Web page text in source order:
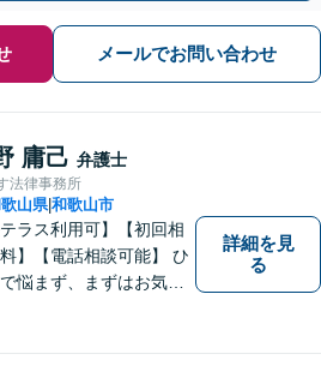
メールでお問い合わせ
庸己 弁護士
法律事務所
山県|和歌山市
テラス利用可】【初回相
】【電話相談可能】 ひ
悩まず、まずはお気軽
につながります。
詳細を見
る